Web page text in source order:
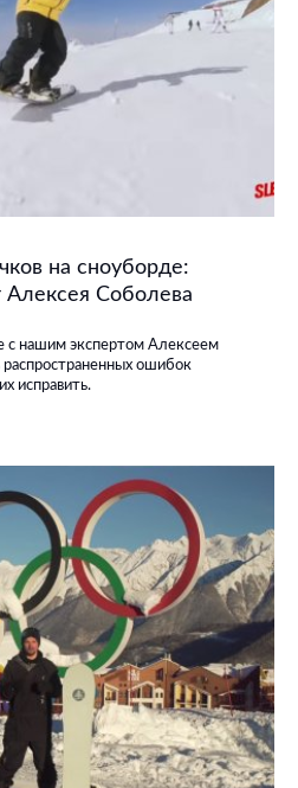
на сноуборде:
Алексея Соболева
с нашим экспертом Алексеем
ошибок
исправить.